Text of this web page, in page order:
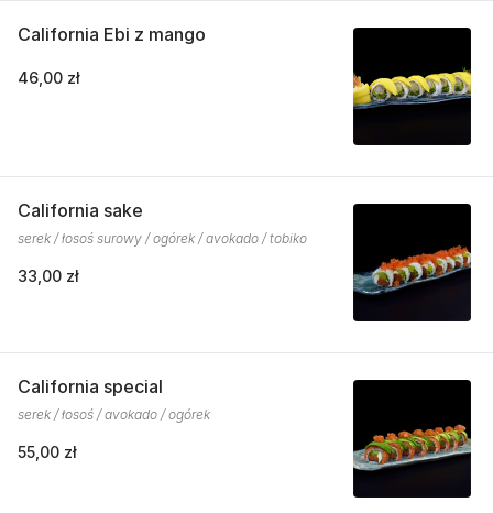
California Ebi z mango
46,00 zł
California sake
serek / łosoś surowy / ogórek / avokado / tobiko
33,00 zł
California special
serek / łosoś / avokado / ogórek
55,00 zł